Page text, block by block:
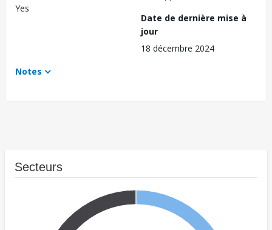
Yes
Date de dernière mise à
jour
18 décembre 2024
Notes
Secteurs